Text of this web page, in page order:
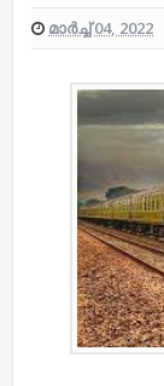
മാർച്ച് 04, 2022